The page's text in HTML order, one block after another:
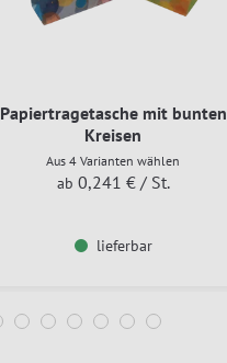
Papiertragetasche mit bunten
Kreisen
Aus 4 Varianten wählen
ab 0,241 € / St.
lieferbar